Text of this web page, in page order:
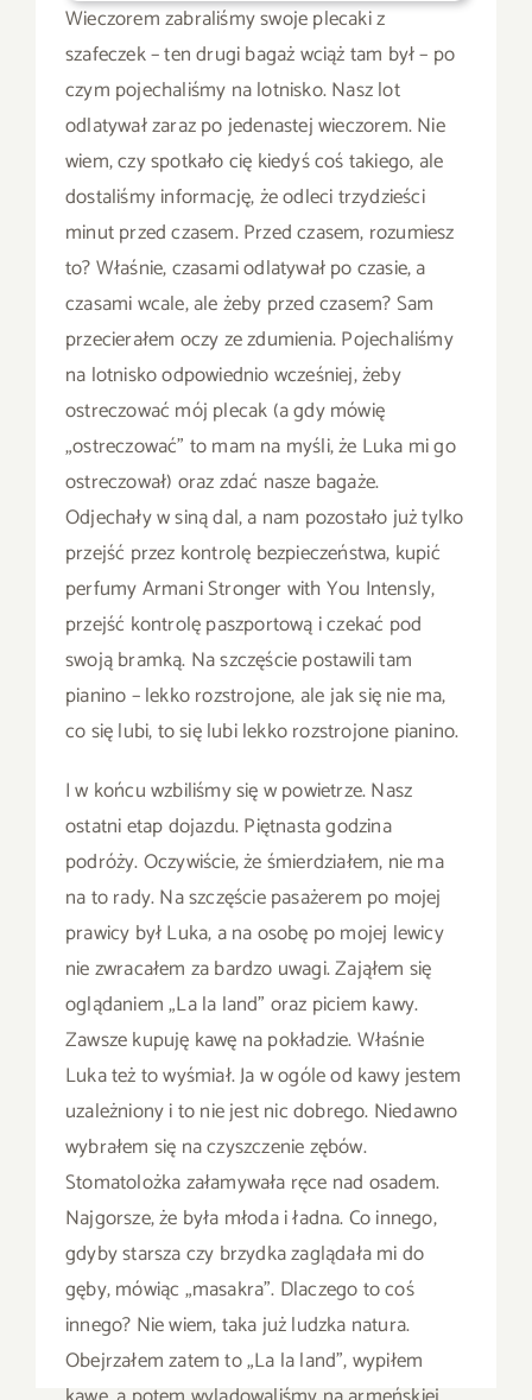
Wieczorem zabraliśmy swoje plecaki z
szafeczek – ten drugi bagaż wciąż tam był – po
czym pojechaliśmy na lotnisko. Nasz lot
odlatywał zaraz po jedenastej wieczorem. Nie
wiem, czy spotkało cię kiedyś coś takiego, ale
dostaliśmy informację, że odleci trzydzieści
minut przed czasem. Przed czasem, rozumiesz
to? Właśnie, czasami odlatywał po czasie, a
czasami wcale, ale żeby przed czasem? Sam
przecierałem oczy ze zdumienia. Pojechaliśmy
na lotnisko odpowiednio wcześniej, żeby
ostreczować mój plecak (a gdy mówię
„ostreczować” to mam na myśli, że Luka mi go
ostreczował) oraz zdać nasze bagaże.
Odjechały w siną dal, a nam pozostało już tylko
przejść przez kontrolę bezpieczeństwa, kupić
perfumy Armani Stronger with You Intensly,
przejść kontrolę paszportową i czekać pod
swoją bramką. Na szczęście postawili tam
pianino – lekko rozstrojone, ale jak się nie ma,
co się lubi, to się lubi lekko rozstrojone pianino.
I w końcu wzbiliśmy się w powietrze. Nasz
ostatni etap dojazdu. Piętnasta godzina
podróży. Oczywiście, że śmierdziałem, nie ma
na to rady. Na szczęście pasażerem po mojej
prawicy był Luka, a na osobę po mojej lewicy
nie zwracałem za bardzo uwagi. Zająłem się
oglądaniem „La la land” oraz piciem kawy.
Zawsze kupuję kawę na pokładzie. Właśnie
Luka też to wyśmiał. Ja w ogóle od kawy jestem
uzależniony i to nie jest nic dobrego. Niedawno
wybrałem się na czyszczenie zębów.
Stomatolożka załamywała ręce nad osadem.
Najgorsze, że była młoda i ładna. Co innego,
gdyby starsza czy brzydka zaglądała mi do
gęby, mówiąc „masakra”. Dlaczego to coś
innego? Nie wiem, taka już ludzka natura.
Obejrzałem zatem to „La la land”, wypiłem